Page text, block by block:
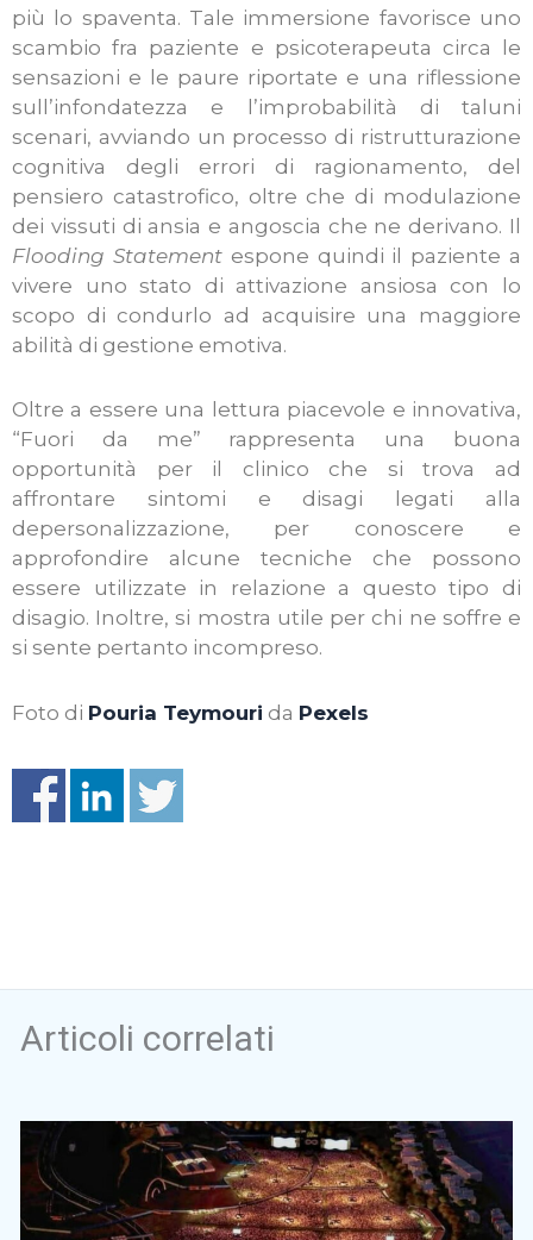
più lo spaventa. Tale immersione favorisce uno
scambio fra paziente e psicoterapeuta circa le
sensazioni e le paure riportate e una riflessione
sull’infondatezza e l’improbabilità di taluni
scenari, avviando un processo di ristrutturazione
cognitiva degli errori di ragionamento, del
pensiero catastrofico, oltre che di modulazione
dei vissuti di ansia e angoscia che ne derivano. Il
Flooding Statementespone quindi il paziente a
vivere uno stato di attivazione ansiosa con lo
scopo di condurlo ad acquisire una maggiore
abilità di gestione emotiva.
Oltre a essere una lettura piacevole e innovativa,
“Fuori da me” rappresenta una buona
opportunità per il clinico che si trova ad
affrontare sintomi e disagi legati alla
depersonalizzazione, per conoscere e
approfondire alcune tecniche che possono
essere utilizzate in relazione a questo tipo di
disagio. Inoltre, si mostra utile per chi ne soffre e
si sente pertanto incompreso.
Foto di Pouria Teymouri da Pexels
Articoli correlati